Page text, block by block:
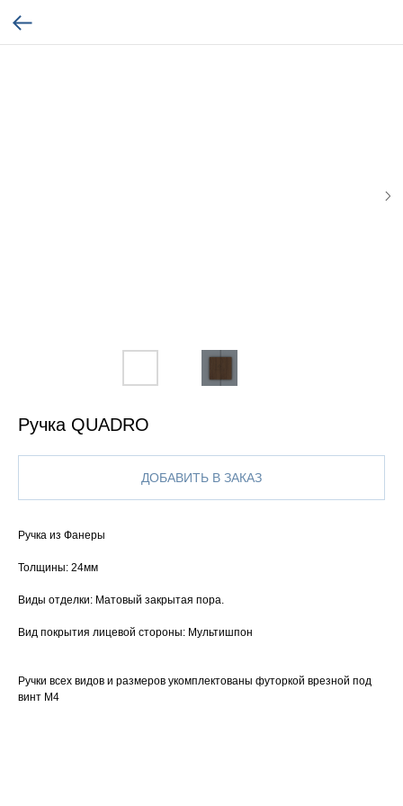
Ручка QUADRO
ДОБАВИТЬ В ЗАКАЗ
Ручка из Фанеры
Толщины: 24мм
Виды отделки: Матовый закрытая пора.
Вид покрытия лицевой стороны: Мультишпон
Ручки всех видов и размеров укомплектованы футоркой врезной под
винт М4